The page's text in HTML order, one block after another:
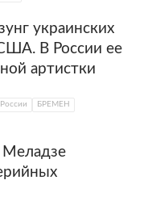
украинских
В России ее
артистки
БРЕМЕН
Меладзе